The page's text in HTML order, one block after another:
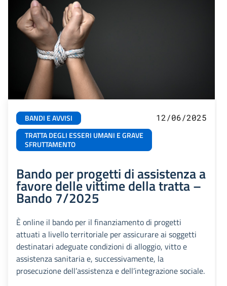
BANDI E AVVISI
TRATTA DEGLI ESSERI UMANI E GRAVE
SFRUTTAMENTO
12/06/2025
Bando per progetti di assistenza a
favore delle vittime della tratta –
Bando 7/2025
È online il bando per il finanziamento di progetti
attuati a livello territoriale per assicurare ai soggetti
destinatari adeguate condizioni di alloggio, vitto e
assistenza sanitaria e, successivamente, la
prosecuzione dell’assistenza e dell’integrazione sociale.